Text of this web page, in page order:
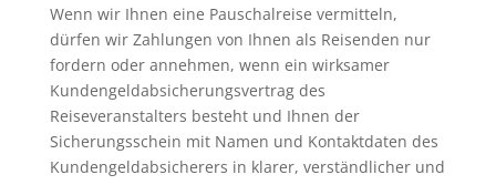
Wenn wir Ihnen eine Pauschalreise vermitteln,
dürfen wir Zahlungen von Ihnen als Reisenden nur
fordern oder annehmen, wenn ein wirksamer
Kundengeldabsicherungsvertrag des
Reiseveranstalters besteht und Ihnen der
Sicherungsschein mit Namen und Kontaktdaten des
Kundengeldabsicherers in klarer, verständlicher und